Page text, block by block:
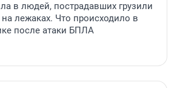
в людей, пострадавших грузили
лежаках. Что происходило в
после атаки БПЛА